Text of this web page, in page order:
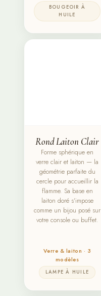
BOUGEOIR À
HUILE
Rond Laiton Clair
Forme sphérique en
verre clair et laiton — la
géométrie parfaite du
cercle pour accueillir la
flamme. Sa base en
laiton doré s'impose
comme un bijou posé sur
votre console ou buffet.
Verre & laiton · 3
modèles
LAMPE À HUILE